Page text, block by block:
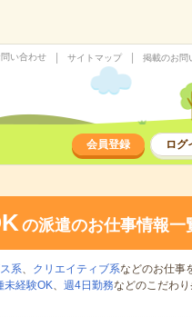
い合わせ サイトマップ 掲載のお問
会員登録 ログ
の派遣のお仕事情報一
系、 クリエイティブ系などのお仕事
未経験OK、 週4日勤務などのこだわり